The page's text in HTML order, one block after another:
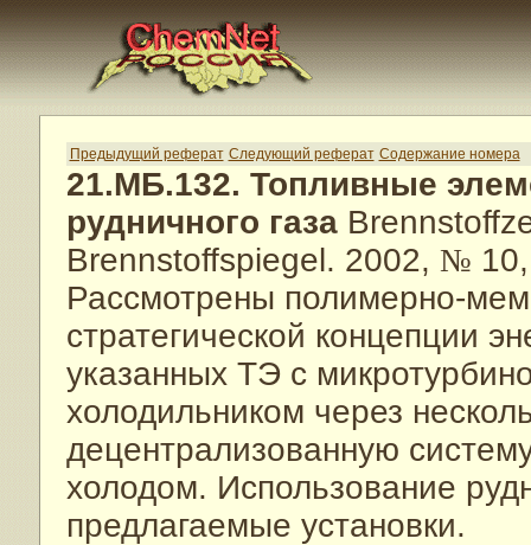
Предыдущий реферат Следующий реферат Содержание номера
21.МБ.132. Топливные
рудничного газа
Brennstoffspiegel. 2002, №
Рассмотрены полимерно-
стратегической концепции
указанных ТЭ с
холодильником через
децентрализованную
холодом. Использование
предлагаемые установки.